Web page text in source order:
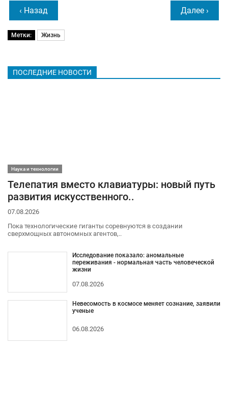
‹ Назад Далее ›
Метки: Жизнь
ПОСЛЕДНИЕ НОВОСТИ
Наука и технологии
Телепатия вместо клавиатуры: новый путь
развития искусственного..
07.08.2026
Пока технологические гиганты соревнуются в создании
сверхмощных автономных агентов,..
Исследование показало: аномальные
переживания - нормальная часть человеческой
жизни
07.08.2026
Невесомость в космосе меняет сознание, заявили
ученые
06.08.2026